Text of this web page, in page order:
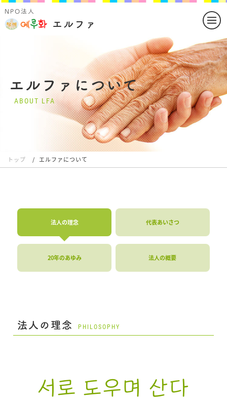
NPO法人
エルファ
エルファについて
ABOUT LFA
トップ エルファについて
法人の理念 代表あいさつ
20年のあゆみ 法人の概要
法人の理念 PHILOSOPHY
서로 도우며 산다
ホーム
よくある質問 FAQ
フォトギャラリー PHOTO GALLERY
お問い合わせ CONTACT